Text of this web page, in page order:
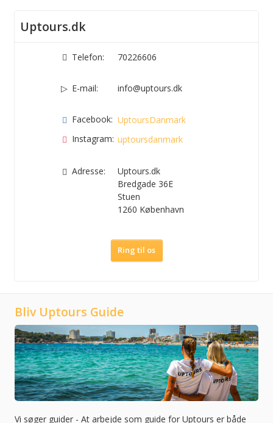
Uptours.dk
Telefon: 70226606
E-mail: info@uptours.dk
Facebook: UptoursDanmark
Instagram: uptoursdanmark
Adresse:
Uptours.dk
Bredgade 36E
Stuen
1260 København
Ring til os
Bliv Uptours Guide
Vi søger guider - At arbejde som guide for Uptours er både